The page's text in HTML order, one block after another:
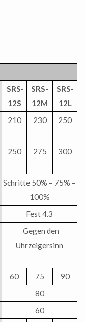
SRS-
12S
SRS-
12M
SRS-
12L
210 230 250
250 275 300
Schritte 50% – 75% –
100%
Fest 4.3
Gegen den
Uhrzeigersinn
60 75
90
80
60